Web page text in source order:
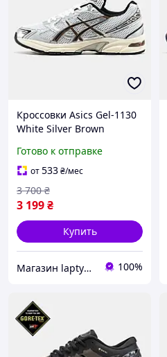
Кроссовки Asics Gel-1130
White Silver Brown
Готово к отправке
от533₴/мес
3 199₴
3 700 ₴
Купить
Магазин laptyclub. Спортивная обувь 100%